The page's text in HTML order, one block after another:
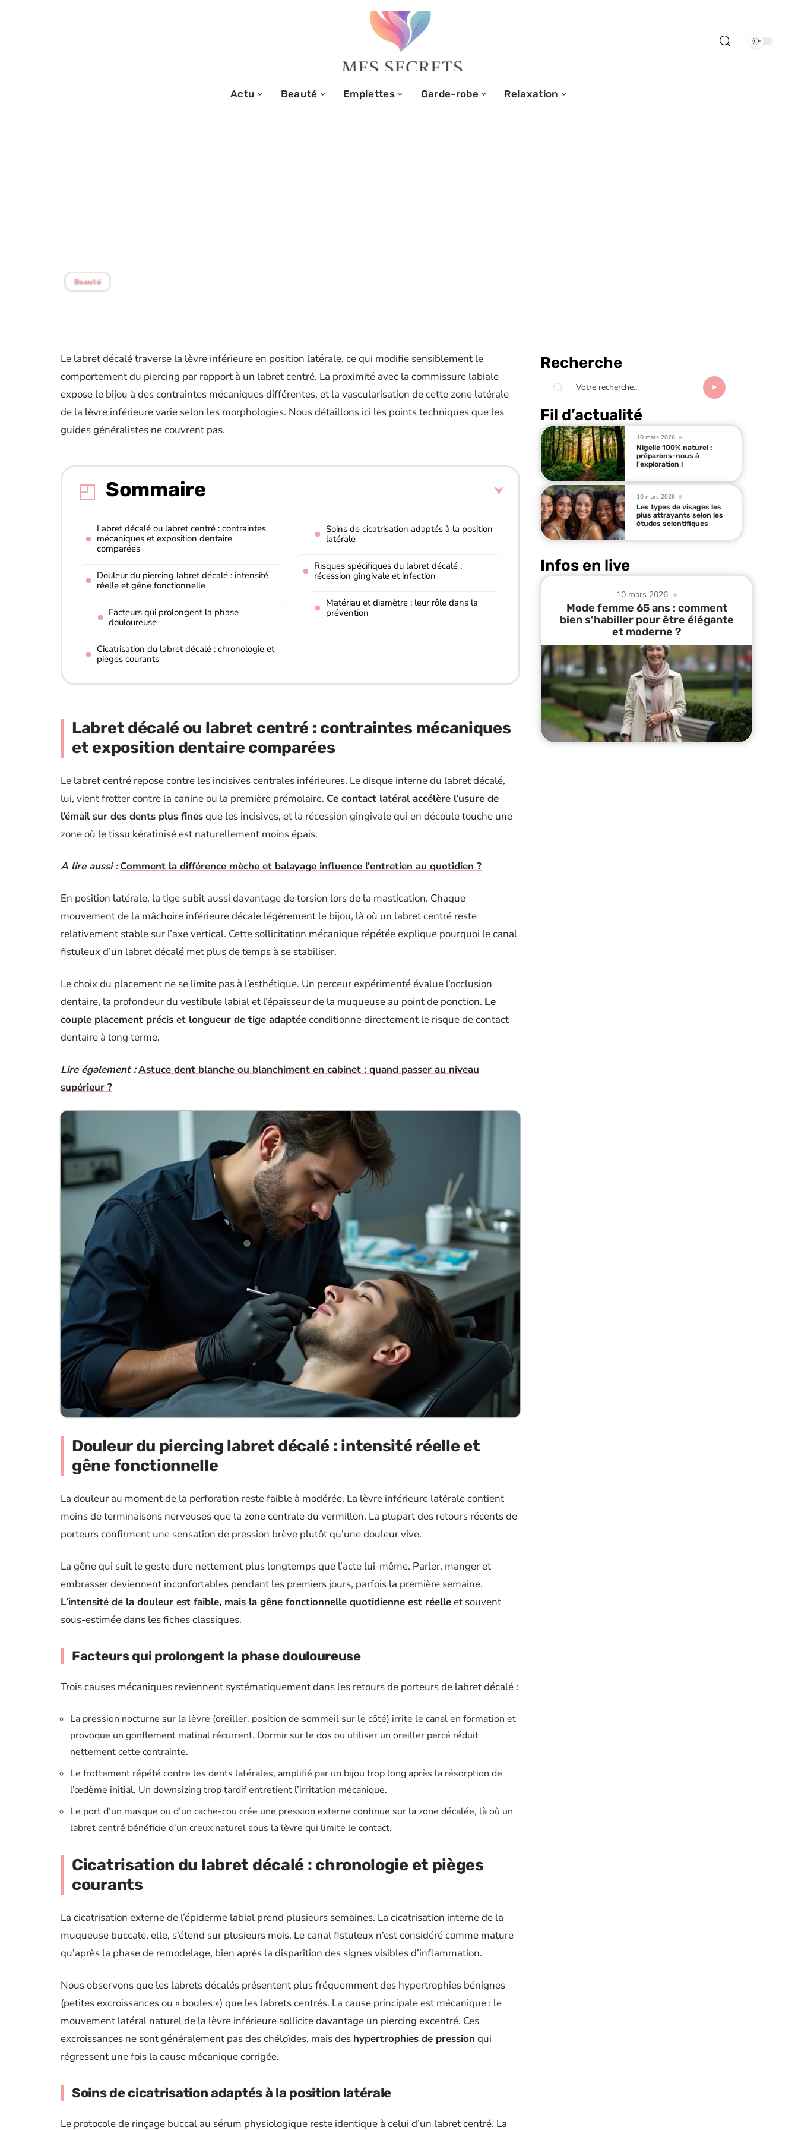
Actu Beauté Emplettes Garde-robe Relaxation
Beauté
Le labret décalé traverse la lèvre inférieure en position latérale, ce qui modifie sensiblement le
comportement du piercing par rapport à un labret centré. La proximité avec la commissure labiale
expose le bijou à des contraintes mécaniques différentes, et la vascularisation de cette zone latérale
de la lèvre inférieure varie selon les morphologies. Nous détaillons ici les points techniques que les
guides généralistes ne couvrent pas.
Sommaire
Labret décalé ou labret centré : contraintes
mécaniques et exposition dentaire
comparées
Douleur du piercing labret décalé : intensité
réelle et gêne fonctionnelle
Facteurs qui prolongent la phase
douloureuse
Cicatrisation du labret décalé : chronologie et
pièges courants
Soins de cicatrisation adaptés à la position
latérale
Risques spécifiques du labret décalé :
récession gingivale et infection
Matériau et diamètre : leur rôle dans la
prévention
Labret décalé ou labret centré : contraintes mécaniques
et exposition dentaire comparées
Le labret centré repose contre les incisives centrales inférieures. Le disque interne du labret décalé,
lui, vient frotter contre la canine ou la première prémolaire. Ce contact latéral accélère l’usure de
l’émail sur des dents plus finesque les incisives, et la récession gingivale qui en découle touche une
zone où le tissu kératinisé est naturellement moins épais.
A lire aussi : Comment la différence mèche et balayage influence l'entretien au quotidien ?
En position latérale, la tige subit aussi davantage de torsion lors de la mastication. Chaque
mouvement de la mâchoire inférieure décale légèrement le bijou, là où un labret centré reste
relativement stable sur l’axe vertical. Cette sollicitation mécanique répétée explique pourquoi le canal
fistuleux d’un labret décalé met plus de temps à se stabiliser.
Le choix du placement ne se limite pas à l’esthétique. Un perceur expérimenté évalue l’occlusion
dentaire, la profondeur du vestibule labial et l’épaisseur de la muqueuse au point de ponction. Le
couple placement précis et longueur de tige adaptéeconditionne directement le risque de contact
dentaire à long terme.
Lire également :Astuce dent blanche ou blanchiment en cabinet : quand passer au niveau
supérieur ?
Douleur du piercing labret décalé : intensité réelle et
gêne fonctionnelle
La douleur au moment de la perforation reste faible à modérée. La lèvre inférieure latérale contient
moins de terminaisons nerveuses que la zone centrale du vermillon. La plupart des retours récents de
porteurs confirment une sensation de pression brève plutôt qu’une douleur vive.
La gêne qui suit le geste dure nettement plus longtemps que l’acte lui-même. Parler, manger et
embrasser deviennent inconfortables pendant les premiers jours, parfois la première semaine.
L’intensité de la douleur est faible, mais la gêne fonctionnelle quotidienne est réelleet souvent
sous-estimée dans les fiches classiques.
Facteurs qui prolongent la phase douloureuse
Trois causes mécaniques reviennent systématiquement dans les retours de porteurs de labret décalé :
La pression nocturne sur la lèvre (oreiller, position de sommeil sur le côté) irrite le canal en formation et
provoque un gonflement matinal récurrent. Dormir sur le dos ou utiliser un oreiller percé réduit
nettement cette contrainte.
Le frottement répété contre les dents latérales, amplifié par un bijou trop long après la résorption de
l’œdème initial. Un downsizing trop tardif entretient l’irritation mécanique.
Le port d’un masque ou d’un cache-cou crée une pression externe continue sur la zone décalée, là où un
labret centré bénéficie d’un creux naturel sous la lèvre qui limite le contact.
Cicatrisation du labret décalé : chronologie et pièges
courants
La cicatrisation externe de l’épiderme labial prend plusieurs semaines. La cicatrisation interne de la
muqueuse buccale, elle, s’étend sur plusieurs mois. Le canal fistuleux n’est considéré comme mature
qu’après la phase de remodelage, bien après la disparition des signes visibles d’inflammation.
Nous observons que les labrets décalés présentent plus fréquemment des hypertrophies bénignes
(petites excroissances ou « boules ») que les labrets centrés. La cause principale est mécanique : le
mouvement latéral naturel de la lèvre inférieure sollicite davantage un piercing excentré. Ces
excroissances ne sont généralement pas des chéloïdes, mais des hypertrophies de pression qui
régressent une fois la cause mécanique corrigée.
Soins de cicatrisation adaptés à la position latérale
Le protocole de rinçage buccal au sérum physiologique reste identique à celui d’un labret centré. La
Recherche
Fil d’actualité
10 mars 2026
Nigelle 100% naturel :
préparons-nous à
l’exploration !
10 mars 2026
Les types de visages les
plus attrayants selon les
études scientifiques
Infos en live
10 mars 2026
Mode femme 65 ans : comment
bien s’habiller pour être élégante
et moderne ?